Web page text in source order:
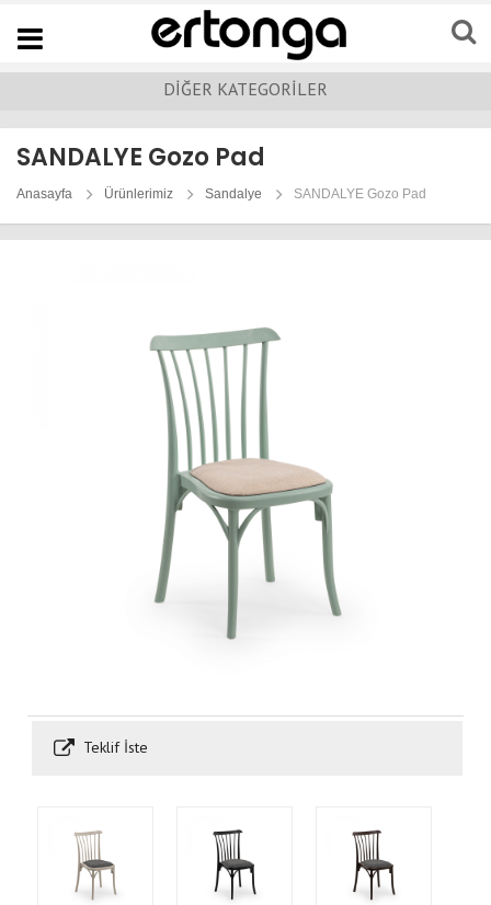
Navigation
DİĞER KATEGORİLER
SANDALYE Gozo Pad
Anasayfa Ürünlerimiz Sandalye SANDALYE Gozo Pad
Teklif İste